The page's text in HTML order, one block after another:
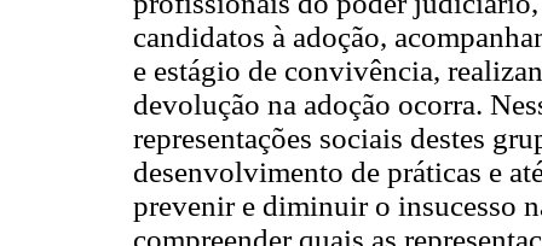
candidatos à adoção,
e estágio de convivência,
devolução na adoção ocorra.
representações sociais destes
desenvolvimento de práticas e
prevenir e diminuir o insucesso